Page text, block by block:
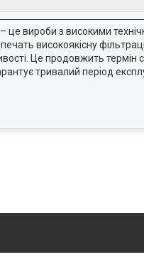
це вироби з високими
високоякісну
Це продовжить
тривалий період